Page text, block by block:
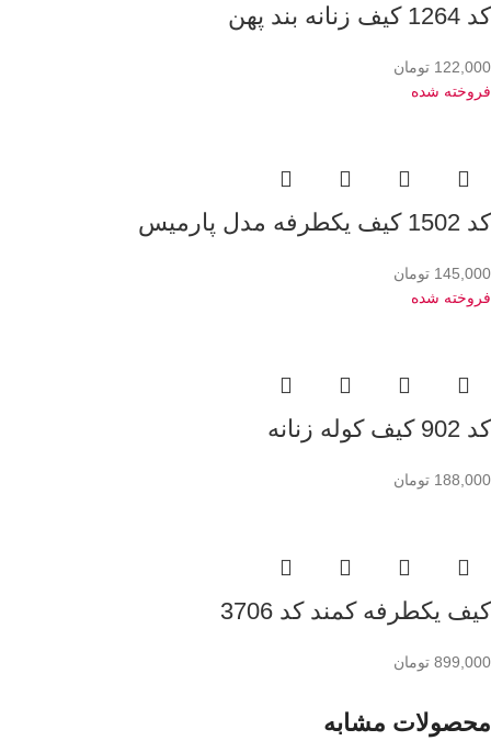
کد 1264 کیف زنانه بند پهن
122,000 تومان
فروخته شده
کد 1502 کیف یکطرفه مدل پارمیس
145,000 تومان
فروخته شده
کد 902 کیف کوله زنانه
188,000 تومان
کیف یکطرفه کمند کد 3706
899,000 تومان
محصولات مشابه